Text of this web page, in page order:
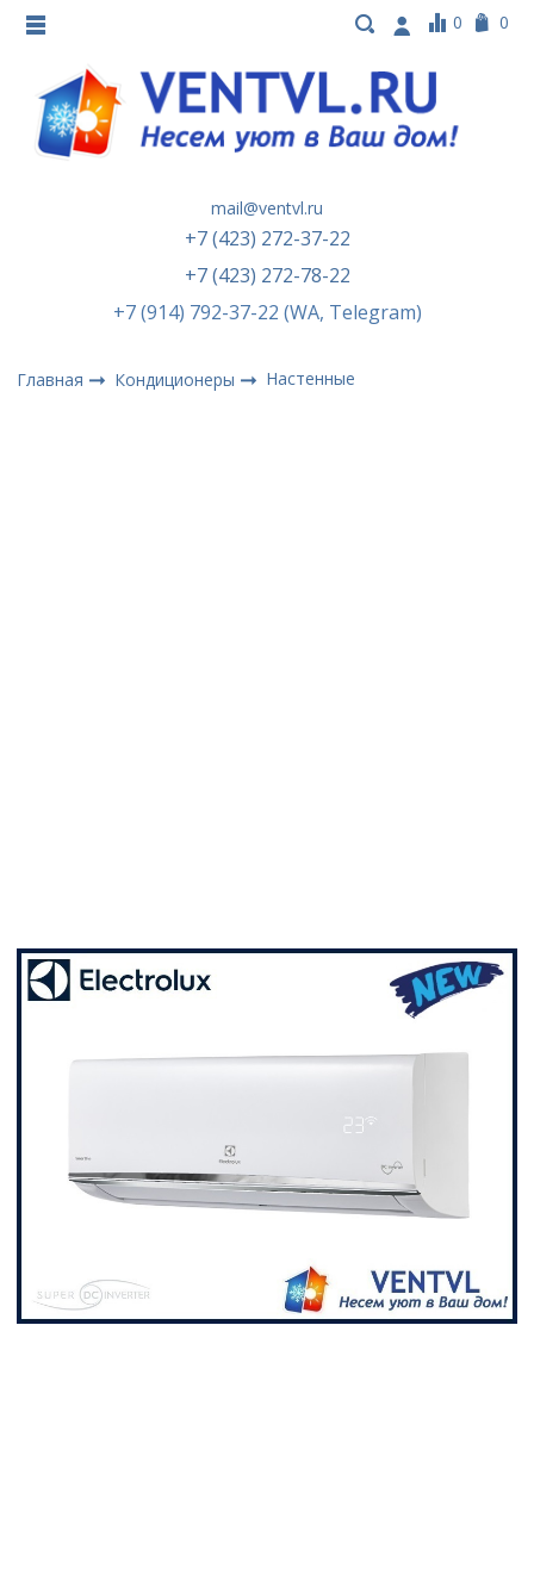
0 0
mail@ventvl.ru
+7 (423) 272-37-22
+7 (423) 272-78-22
+7 (914) 792-37-22 (WA, Telegram)
Главная Кондиционеры Настенные